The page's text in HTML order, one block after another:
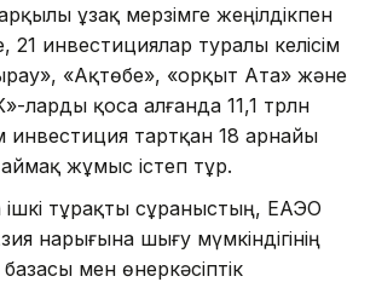
ұзақ мерзімге жеңілдікпен
21 инвестициялар туралы келісім
«Ақтөбе», «Қорқыт Ата» және
ларды қоса алғанда 11,1 трлн
инвестиция тартқан 18 арнайы
жұмыс істеп тұр.
тұрақты сұраныстың, ЕАЭО
нарығына шығу мүмкіндігінің
мен өнеркәсіптік